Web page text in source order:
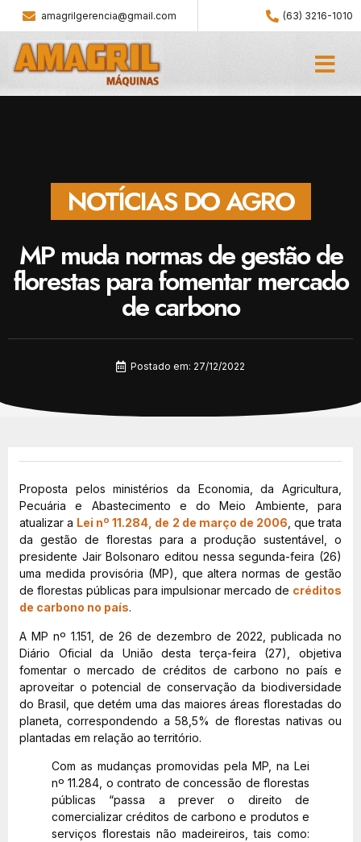
amagrilgerencia@gmail.com (63) 3216-1010
NOTÍCIAS DO AGRO
MP muda normas de gestão de
florestas para fomentar mercado
de carbono
Postado em: 27/12/2022
Proposta pelos ministérios da Economia, da Agricultura,
Pecuária e Abastecimento e do Meio Ambiente, para
atualizar a Lei nº 11.284, de 2 de março de 2006 , que trata
da gestão de florestas para a produção sustentável, o
presidente Jair Bolsonaro editou nessa segunda-feira (26)
uma medida provisória (MP), que altera normas de gestão
de florestas públicas para impulsionar mercado de créditos
de carbono no país.
A MP nº 1.151, de 26 de dezembro de 2022, publicada no
Diário Oficial da União desta terça-feira (27), objetiva
fomentar o mercado de créditos de carbono no país e
aproveitar o potencial de conservação da biodiversidade
do Brasil, que detém uma das maiores áreas florestadas do
planeta, correspondendo a 58,5% de florestas nativas ou
plantadas em relação ao território.
Com as mudanças promovidas pela MP, na Lei
nº 11.284, o contrato de concessão de florestas
públicas “passa a prever o direito de
comercializar créditos de carbono e produtos e
serviços florestais não madeireiros, tais como: